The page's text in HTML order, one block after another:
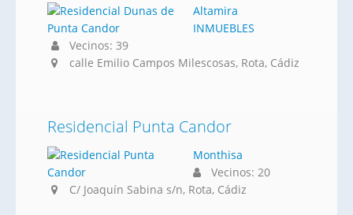
Altamira
INMUEBLES
Vecinos: 39
calle Emilio Campos Milescosas, Rota, Cádiz
Residencial Punta Candor
Monthisa
Vecinos: 20
C/ Joaquín Sabina s/n, Rota, Cádiz